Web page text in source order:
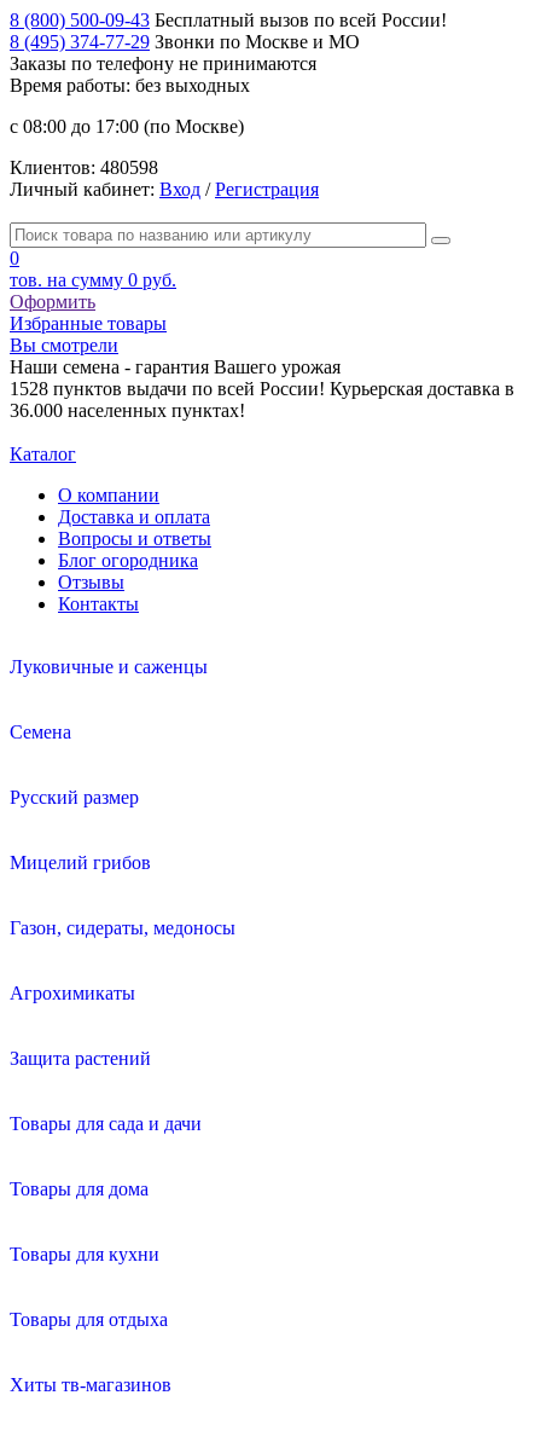
8 (800) 500-09-43 Бесплатный вызов по всей России!
8 (495) 374-77-29 Звонки по Москве и МО
Заказы по телефону не принимаются
Время работы: без выходных
с 08:00 до 17:00 (по Москве)
Клиентов: 480598
Личный кабинет: Вход /Регистрация
0
тов. на сумму 0 руб.
Оформить
Избранные товары
Вы смотрели
Наши семена - гарантия Вашего урожая
1528 пунктов выдачи по всей России! Курьерская доставка в
36.000 населенных пунктах!
Каталог
О компании
Доставка и оплата
Вопросы и ответы
Блог огородника
Отзывы
Контакты
Луковичные и саженцы
Семена
Русский размер
Мицелий грибов
Газон, сидераты, медоносы
Агрохимикаты
Защита растений
Товары для сада и дачи
Товары для дома
Товары для кухни
Товары для отдыха
Хиты тв-магазинов